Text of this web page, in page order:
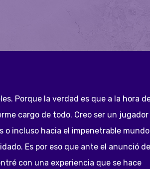
Porque la verdad es que a la hora
cargo de todo. Creo ser un jugador
o incluso hacia el impenetrable mundo
Es por eso que ante el anunció de
con una experiencia que se hace